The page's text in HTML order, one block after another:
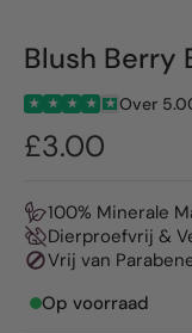
Blush Berry
★ ★ ★ ★ ★ Over
£3.00
100% Minerale
Dierproefvrij &
Vrij van
Op voorraad